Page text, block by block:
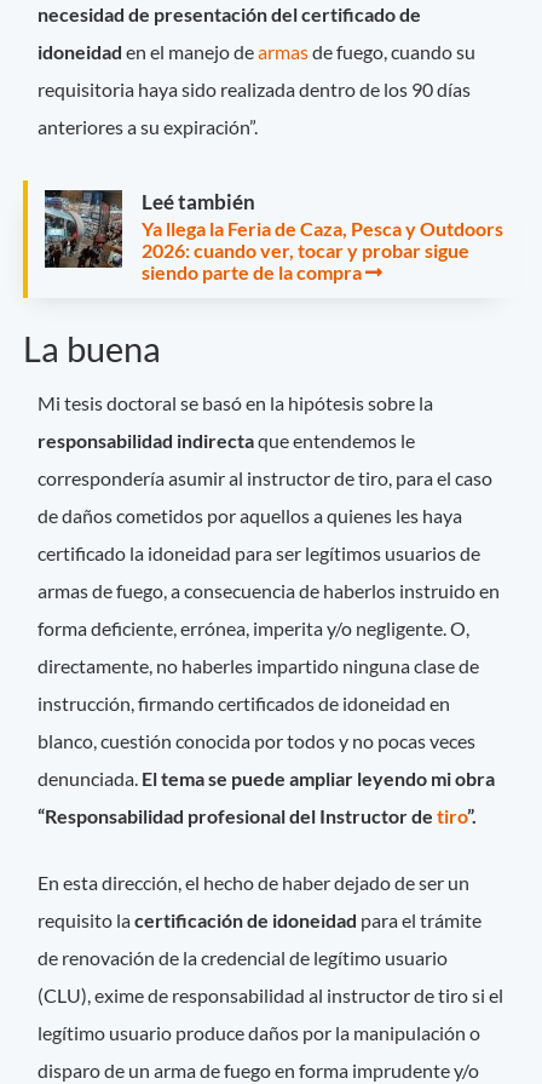
necesidad de presentación del certificado de
idoneidad en el manejo dearmasde fuego, cuando su
requisitoria haya sido realizada dentro de los 90 días
anteriores a su expiración”.
Leé también
Ya llega la Feria de Caza, Pesca y Outdoors
2026: cuando ver, tocar y probar sigue
siendo parte de la compra
La buena
Mi tesis doctoral se basó en la hipótesis sobre la
responsabilidad indirectaque entendemos le
correspondería asumir al instructor de tiro, para el caso
de daños cometidos por aquellos a quienes les haya
certificado la idoneidad para ser legítimos usuarios de
armas de fuego, a consecuencia de haberlos instruido en
forma deficiente, errónea, imperita y/o negligente. O,
directamente, no haberles impartido ninguna clase de
instrucción, firmando certificados de idoneidad en
blanco, cuestión conocida por todos y no pocas veces
denunciada. El tema se puede ampliar leyendo mi obra
“Responsabilidad profesional del Instructor detiro”.
En esta dirección, el hecho de haber dejado de ser un
requisito lacertificación de idoneidad para el trámite
de renovación de la credencial de legítimo usuario
(CLU), exime de responsabilidad al instructor de tiro si el
legítimo usuario produce daños por la manipulación o
disparo de un arma de fuego en forma imprudente y/o